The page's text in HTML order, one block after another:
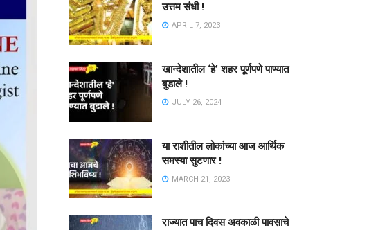
उत्तम संधी !
APRIL 7, 2023
खान्देशातील ‘हे’ शहर पूर्णपणे पाण्यात
बुडाले !
JULY 26, 2024
या राशीतील लोकांच्या आज आर्थिक
समस्या सुटणार !
MARCH 21, 2023
राज्यात पाच दिवस अवकाळी पावसाचे